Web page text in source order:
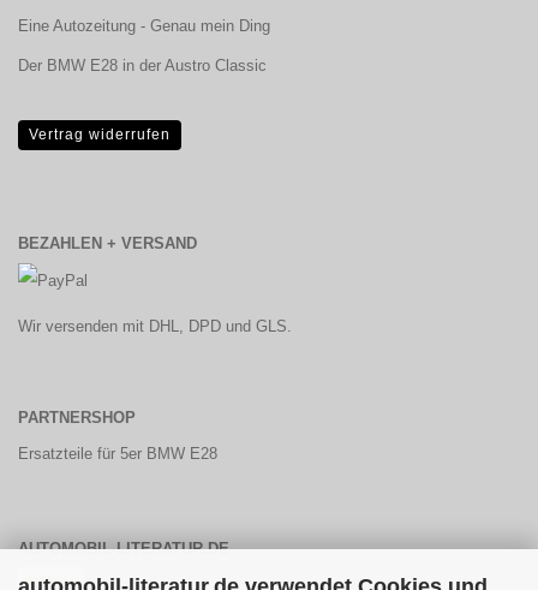
Eine Autozeitung - Genau mein Ding
Der BMW E28 in der Austro Classic
Vertrag widerrufen
BEZAHLEN + VERSAND
Wir versenden mit DHL, DPD und GLS.
PARTNERSHOP
Ersatzteile für 5er BMW E28
AUTOMOBIL-LITERATUR.DE